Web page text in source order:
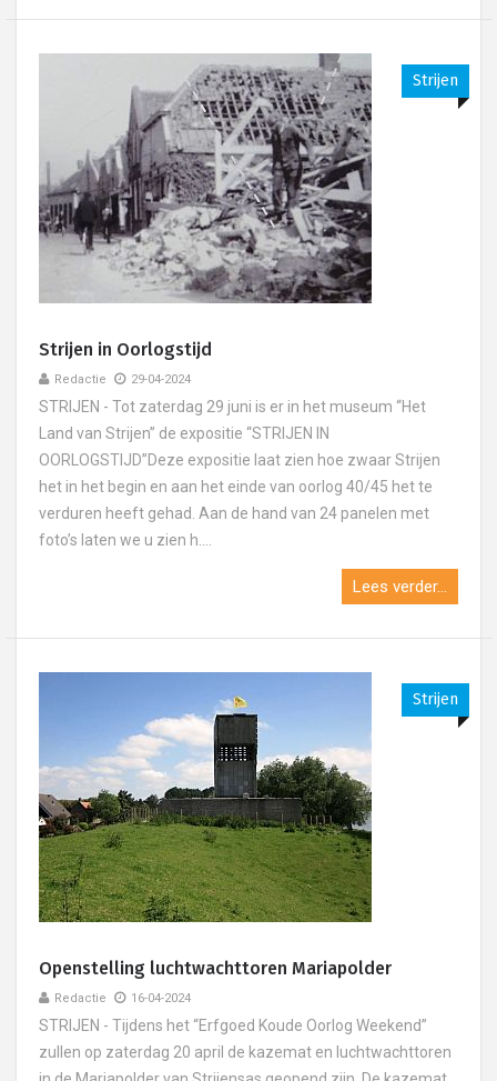
Strijen
Strijen in Oorlogstijd
Redactie 29-04-2024
STRIJEN - Tot zaterdag 29 juni is er in het museum “Het
Land van Strijen” de expositie “STRIJEN IN
OORLOGSTIJD”Deze expositie laat zien hoe zwaar Strijen
het in het begin en aan het einde van oorlog 40/45 het te
verduren heeft gehad. Aan de hand van 24 panelen met
foto’s laten we u zien h....
Lees verder...
Strijen
Openstelling luchtwachttoren Mariapolder
Redactie 16-04-2024
STRIJEN - Tijdens het “Erfgoed Koude Oorlog Weekend”
zullen op zaterdag 20 april de kazemat en luchtwachttoren